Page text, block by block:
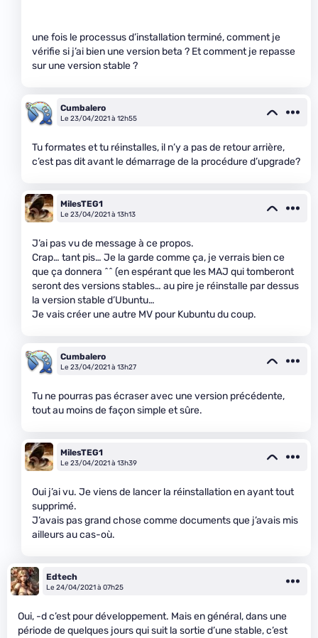
une fois le processus d’installation terminé, comment je
vérifie si j’ai bien une version beta ? Et comment je repasse
sur une version stable ?
Cumbalero
Le 23/04/2021 à 12h55
Tu formates et tu réinstalles, il n’y a pas de retour arrière,
c’est pas dit avant le démarrage de la procédure d’upgrade?
MilesTEG1
Le 23/04/2021 à 13h13
J’ai pas vu de message à ce propos.
Crap… tant pis… Je la garde comme ça, je verrais bien ce
que ça donnera ^^ (en espérant que les MAJ qui tomberont
seront des versions stables… au pire je réinstalle par dessus
la version stable d’Ubuntu…
Je vais créer une autre MV pour Kubuntu du coup.
Cumbalero
Le 23/04/2021 à 13h27
Tu ne pourras pas écraser avec une version précédente,
tout au moins de façon simple et sûre.
MilesTEG1
Le 23/04/2021 à 13h39
Oui j’ai vu. Je viens de lancer la réinstallation en ayant tout
supprimé.
J’avais pas grand chose comme documents que j’avais mis
ailleurs au cas-où.
Edtech
Le 24/04/2021 à 07h25
Oui, -d c’est pour développement. Mais en général, dans une
période de quelques jours qui suit la sortie d’une stable, c’est